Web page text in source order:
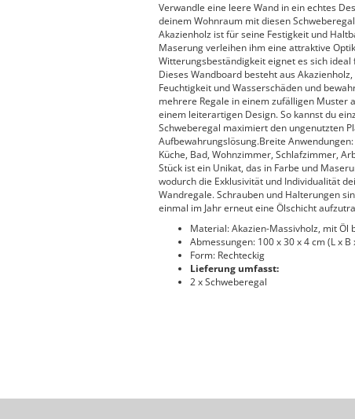
Verwandle eine leere Wand in ein echtes
deinem Wohnraum mit diesen
Akazienholz ist für seine Festigkeit und
Maserung verleihen ihm eine attraktive
Witterungsbeständigkeit eignet es sich
Dieses Wandboard besteht aus
Feuchtigkeit und Wasserschäden und
mehrere Regale in einem zufälligen Muster
einem leiterartigen Design. So kannst du
Schweberegal maximiert den ungenutzten
Aufbewahrungslösung.Breite
Küche, Bad, Wohnzimmer, Schlafzimmer,
Stück ist ein Unikat, das in Farbe und
wodurch die Exklusivität und Individualität
Wandregale. Schrauben und Halterungen
einmal im Jahr erneut eine Ölschicht
Material: Akazien-Massivholz, mit Öl
Abmessungen: 100 x 30 x 4 cm (L x B
Form: Rechteckig
Lieferung umfasst:
2 x Schweberegal